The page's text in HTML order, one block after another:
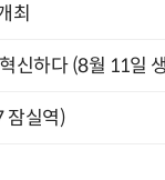
최
신하다 (8월 11일
잠실역)